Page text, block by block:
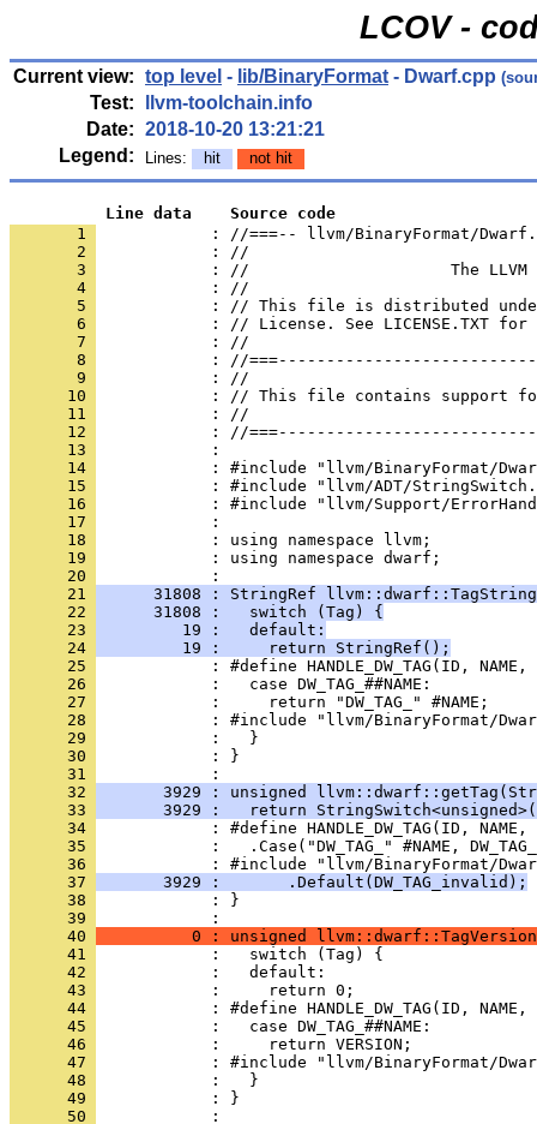
LCOV -
Current view: top level - lib/BinaryFormat - Dwarf.cpp
Test:
llvm-toolchain.info
Date: 2018-10-20 13:21:21
Legend:
Lines: hit not hit
          Line data    Source code
       1
: //===-- llvm/BinaryFormat/
       2
       3
       4
       5
       6
       7
       8
       9
      10
      11
      12
      13
      14
      15
      16
      17
      18
      19
            : using namespace dwarf;
      20
      21
31808 : StringRef
      22
      31808 :   switch (Tag) {
      23
         19 :   default:
      24
         19 :     return StringRef();
      25
      26
      27
      28
      29
      30
            : }
      31
      32
3929 : unsigned
      33
3929 :   return
      34
      35
      36
      37
       3929 :       .Default(DW_TAG_invalid);
      38
            : }
      39
      40
0 : unsigned
      41
      42
      43
      44
      45
      46
      47
      48
      49
            : }
      50